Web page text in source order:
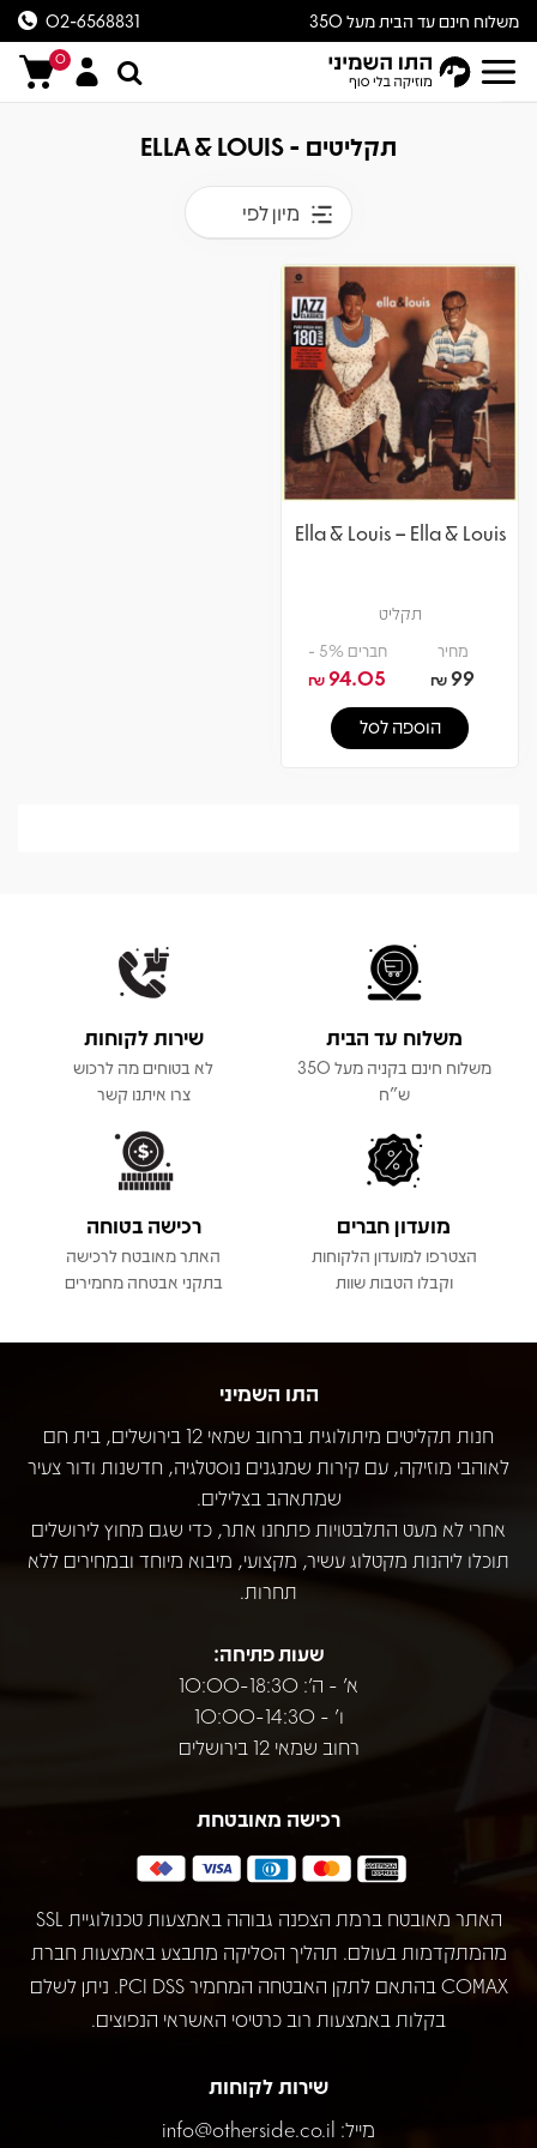
משלוח חינם עד הבית מעל 350
ש״ח
02-6568831
0
תקליטים - ELLA & LOUIS
מיון לפי
Ella & Louis – Ella & Louis
תקליט
מחיר
99
₪
חברים 5% -
94.05
₪
הוספה לסל
משלוח עד הבית
משלוח חינם בקניה מעל 350
ש"ח
שירות לקוחות
לא בטוחים מה לרכוש
צרו איתנו קשר
מועדון חברים
הצטרפו למועדון הלקוחות
וקבלו הטבות שוות
רכישה בטוחה
האתר מאובטח לרכישה
בתקני אבטחה מחמירים
התו השמיני
חנות תקליטים מיתולוגית ברחוב שמאי 12 בירושלים, בית חם
לאוהבי מוזיקה, עם קירות שמנגנים נוסטלגיה, חדשנות ודור צעיר
שמתאהב בצלילים.
אחרי לא מעט התלבטויות פתחנו אתר, כדי שגם מחוץ לירושלים
תוכלו ליהנות מקטלוג עשיר, מקצועי, מיבוא מיוחד ובמחירים ללא
תחרות.
שעות פתיחה:
א' - ה': 10:00-18:30
ו' - 10:00-14:30
רחוב שמאי 12 בירושלים
רכישה מאובטחת
האתר מאובטח ברמת הצפנה גבוהה באמצעות טכנולוגיית SSL
מהמתקדמות בעולם. תהליך הסליקה מתבצע באמצעות חברת
COMAX בהתאם לתקן האבטחה המחמיר PCI DSS. ניתן לשלם
בקלות באמצעות רוב כרטיסי האשראי הנפוצים.
שירות לקוחות
מייל: info@otherside.co.il